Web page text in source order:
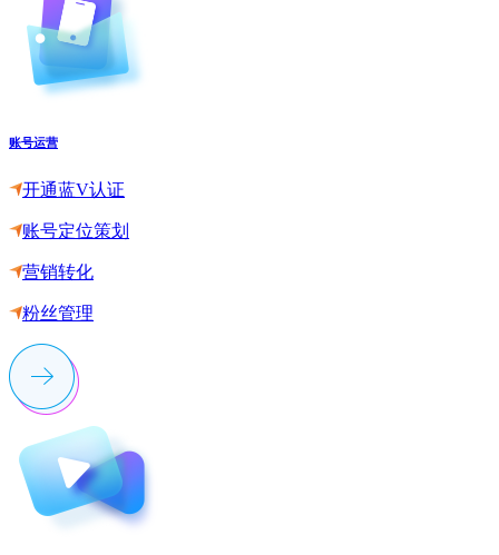
账号运营
开通蓝V认证
账号定位策划
营销转化
粉丝管理